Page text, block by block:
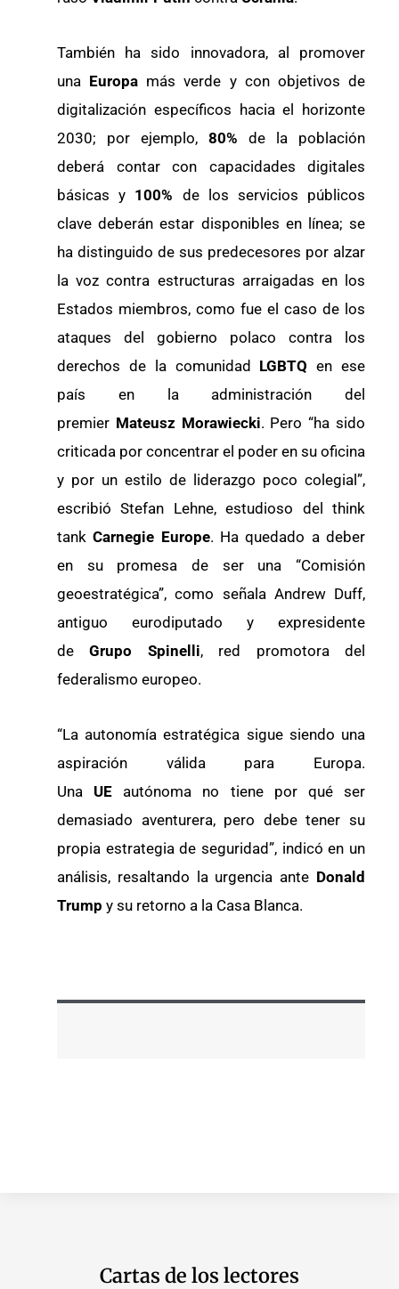
También ha sido innovadora, al promover
una Europa más verde y con objetivos de
digitalización específicos hacia el horizonte
2030; por ejemplo, 80% de la población
deberá contar con capacidades digitales
básicas y 100% de los servicios públicos
clave deberán estar disponibles en línea; se
ha distinguido de sus predecesores por alzar
la voz contra estructuras arraigadas en los
Estados miembros, como fue el caso de los
ataques del gobierno polaco contra los
derechos de la comunidad LGBTQ en ese
país en la administración del
premier Mateusz Morawiecki. Pero “ha sido
criticada por concentrar el poder en su oficina
y por un estilo de liderazgo poco colegial”,
escribió Stefan Lehne, estudioso del think
tankCarnegie Europe. Ha quedado a deber
en su promesa de ser una “Comisión
geoestratégica”, como señala Andrew Duff,
antiguo eurodiputado y expresidente
deGrupo Spinelli, red promotora del
federalismo europeo.
“La autonomía estratégica sigue siendo una
aspiración válida para Europa.
Una UE autónoma no tiene por qué ser
demasiado aventurera, pero debe tener su
propia estrategia de seguridad”, indicó en un
análisis, resaltando la urgencia ante Donald
Trump y su retorno a la Casa Blanca.
Cartas de los lectores